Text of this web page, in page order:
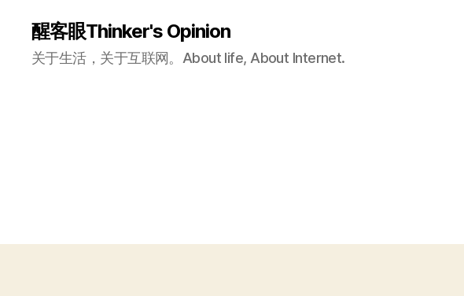
醒客眼Thinker's Opinion
关于生活，关于互联网。About life, About Internet.